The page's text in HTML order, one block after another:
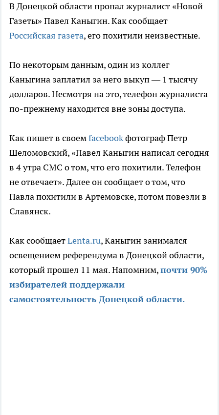
В Донецкой области пропал журналист «Новой
Газеты» Павел Каныгин. Как сообщает
Российская газета, его похитили неизвестные.
По некоторым данным, один из коллег
Каныгина заплатил за него выкуп — 1 тысячу
долларов. Несмотря на это, телефон журналиста
по-прежнему находится вне зоны доступа.
Как пишет в своемfacebookфотограф Петр
Шеломовский, «Павел Каныгин написал сегодня
в 4 утра СМС о том, что его похитили. Телефон
не отвечает». Далее он сообщает о том, что
Павла похитили в Артемовске, потом повезли в
Славянск.
Как сообщаетLenta.ru, Каныгин занимался
освещением референдума в Донецкой области,
который прошел 11 мая. Напомним,почти 90%
избирателей поддержали
самостоятельность Донецкой области.